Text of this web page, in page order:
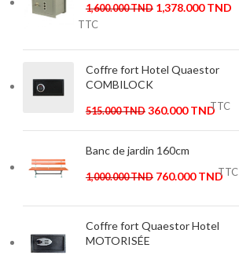
1,600.000TND 1,378.000TND
TTC
Coffre fort Hotel Quaestor
COMBILOCK
515.000TND 360.000TNDTTC
Banc de jardin 160cm
1,000.000TND 760.000TNDTTC
Coffre fort Quaestor Hotel
MOTORISÉE